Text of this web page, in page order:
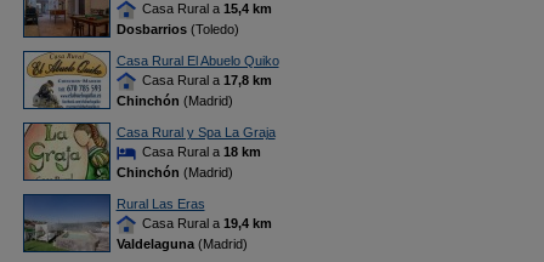
Casa Rural a 15,4 km
Dosbarrios(Toledo)
Casa Rural El Abuelo Quiko
Casa Rural a 17,8 km
Chinchón (Madrid)
Casa Rural y Spa La Graja
Casa Rural a 18 km
Chinchón (Madrid)
Rural Las Eras
Casa Rural a 19,4 km
Valdelaguna(Madrid)